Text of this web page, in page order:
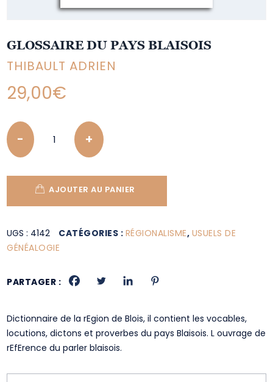
GLOSSAIRE DU PAYS BLAISOIS
THIBAULT ADRIEN
29,00€
Quantity
AJOUTER AU PANIER
UGS : 4142 CATÉGORIES : RÉGIONALISME, USUELS DE
GÉNÉALOGIE
PARTAGER :
Dictionnaire de la rEgion de Blois, il contient les vocables,
locutions, dictons et proverbes du pays Blaisois. L ouvrage de
rEfErence du parler blaisois.